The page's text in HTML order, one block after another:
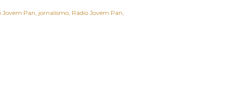
Jovem Pan jornalismo Rádio Jovem Pan